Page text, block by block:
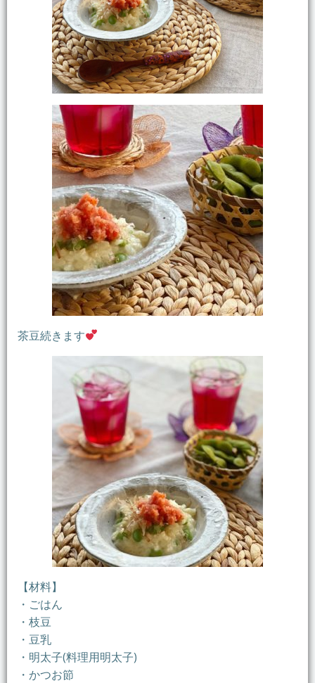
茶豆続きます
【材料】
・ごはん
・枝豆
・豆乳
・明太子(料理用明太子)
・かつお節